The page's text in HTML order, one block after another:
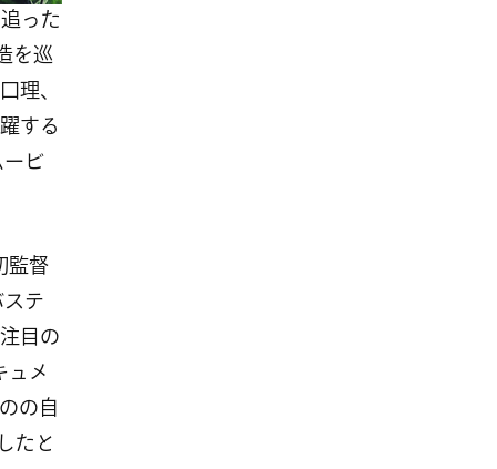
った
を巡
、
する
ビ
監督
テ
目の
メ
の自
たと